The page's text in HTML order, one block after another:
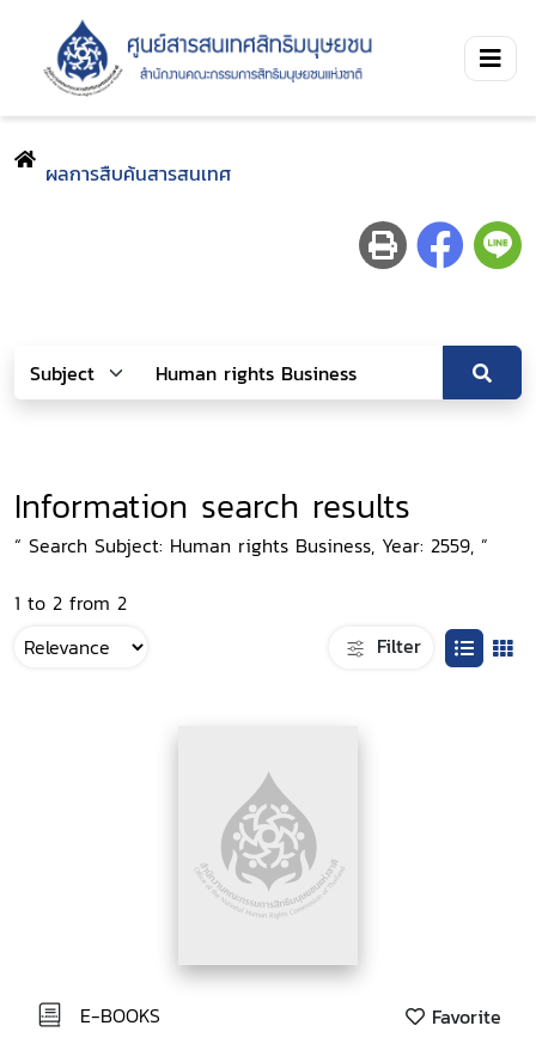
ผลการสืบค้นสารสนเทศ
Information search results
“ Search Subject: Human rights Business, Year: 2559, ”
1 to 2 from 2
Filter
E-BOOKS Favorite